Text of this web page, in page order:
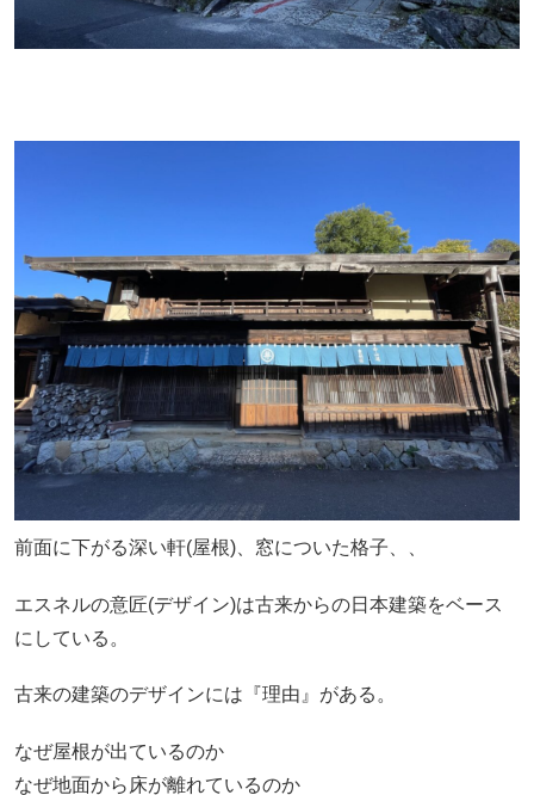
前面に下がる深い軒(屋根)、窓についた格子、、
エスネルの意匠(デザイン)は古来からの日本建築をベース
にしている。
古来の建築のデザインには『理由』がある。
なぜ屋根が出ているのか
なぜ地面から床が離れているのか